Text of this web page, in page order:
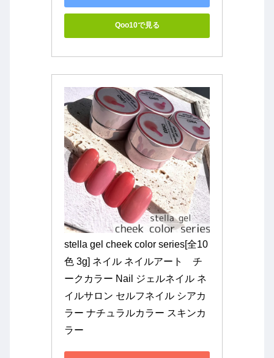
Qoo10で見る
stella gel cheek color series[全10
色 3g] ネイル ネイルアート　チ
ークカラー Nail ジェルネイル ネ
イルサロン セルフネイル シアカ
ラー ナチュラルカラー スキンカ
ラー